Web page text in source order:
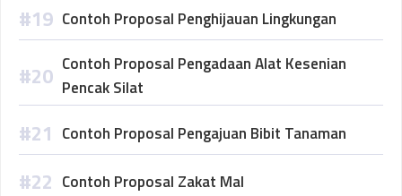
Contoh Proposal Penghijauan Lingkungan
Contoh Proposal Pengadaan Alat Kesenian
Pencak Silat
Contoh Proposal Pengajuan Bibit Tanaman
Contoh Proposal Zakat Mal